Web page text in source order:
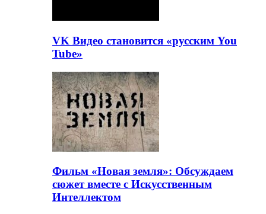
VK Видео становится «русским You
Tube»
Фильм «Новая земля»: Обсуждаем
сюжет вместе с Искусственным
Интеллектом